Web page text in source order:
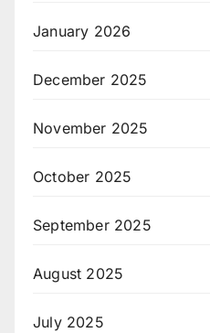
January 2026
December 2025
November 2025
October 2025
September 2025
August 2025
July 2025